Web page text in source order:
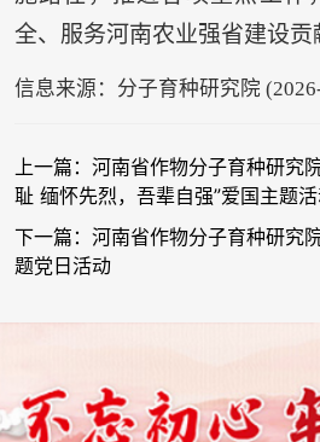
全、服务河南农业强省建设贡
信息来源：分子育种研究院
上一篇：河南省作物分子育种研究
耻 缅怀先烈，吾辈自强”爱国主题
下一篇：河南省作物分子育种研究
题党日活动